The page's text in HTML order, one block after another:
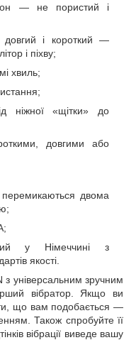
— не пористий і
довгий і короткий —
і піхву;
хвиль;
ніжної «щітки» до
довгими або
двома
у Німеччині з
якості.
універсальним зручним
вібратор. Якщо ви
що вам подобається —
Також спробуйте її
вібрації виведе вашу